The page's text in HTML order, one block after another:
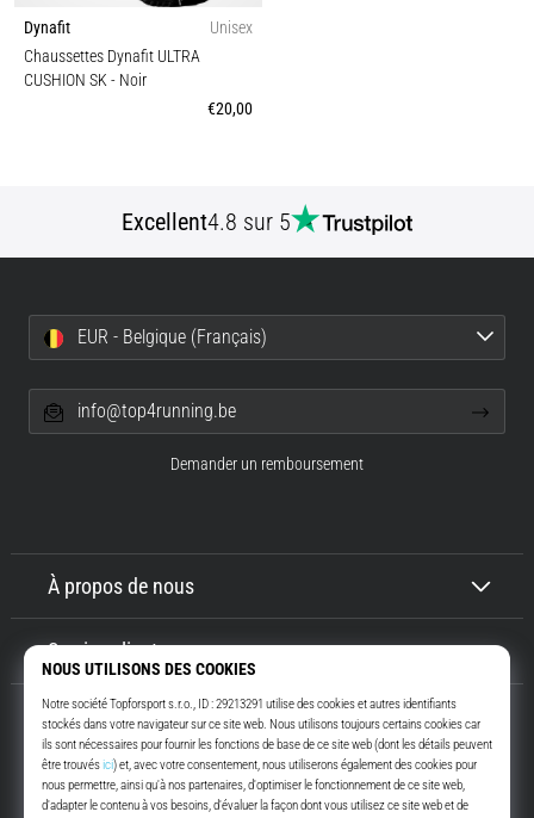
Dynafit
Unisex
Chaussettes Dynafit ULTRA
CUSHION SK- Noir
€20,00
Excellent4.8 sur 5
À propos de nous
Service client
EUR - Belgique (Français)
info@top4running.be
Demander un remboursement